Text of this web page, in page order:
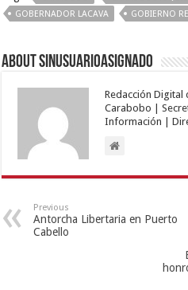
GOBERNADOR LACAVA
GOBIERNO
About sinusuarioasignado
Redacción Digital
Carabobo |
Información |
Previous
Antorcha Libertaria en Puerto
Cabello